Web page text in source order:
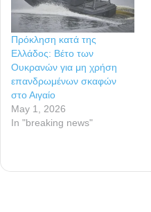
Πρόκληση κατά της
Ελλάδος: Βέτο των
Ουκρανών για μη χρήση
επανδρωμένων σκαφών
στο Αιγαίο
May 1, 2026
In "breaking news"